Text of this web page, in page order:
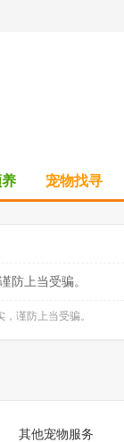
宠物找寻
防上当受骗。
谨防上当受骗。
其他宠物服务